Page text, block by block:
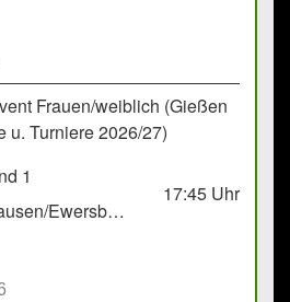
Frauen/weiblich (Gießen
u. Turniere 2026/27)
1
HSG Eibelshausen/Ewersbach GbR 2
17:45 Uhr